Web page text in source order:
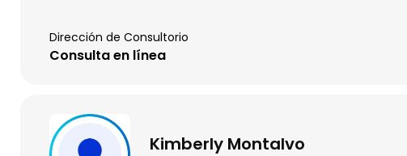
Dirección de Consultorio
Consulta en línea
Kimberly Montalvo